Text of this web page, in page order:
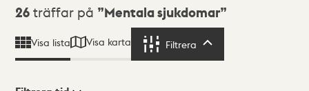
Sökresultat
26 träffar på Mentala sjukdomar
Visa lista Visa karta Filtrera